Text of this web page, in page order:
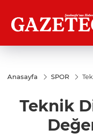
Anasayfa SPOR
Teknik